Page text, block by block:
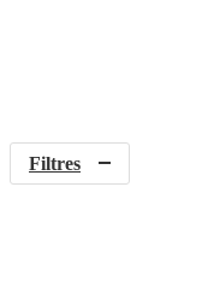
Filtres